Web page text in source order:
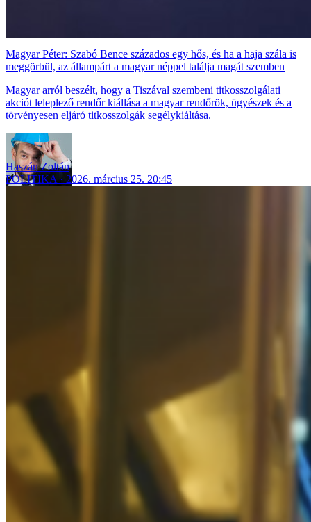
Magyar Péter: Szabó Bence százados egy hős, és ha a haja szála is
meggörbül, az állampárt a magyar néppel találja magát szemben
Magyar arról beszélt, hogy a Tiszával szembeni titkosszolgálati
akciót leleplező rendőr kiállása a magyar rendőrök, ügyészek és a
törvényesen eljáró titkosszolgák segélykiáltása.
Haszán Zoltán
POLITIKA
2026. március 25. 20:45